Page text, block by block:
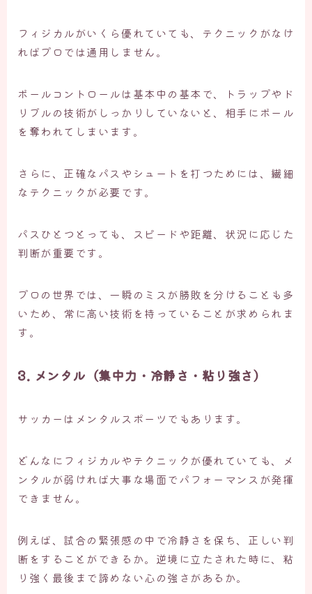
フィジカルがいくら優れていても、テクニックがなけ
ればプロでは通用しません。
ボールコントロールは基本中の基本で、トラップやド
リブルの技術がしっかりしていないと、相手にボール
を奪われてしまいます。
さらに、正確なパスやシュートを打つためには、繊細
なテクニックが必要です。
パスひとつとっても、スピードや距離、状況に応じた
判断が重要です。
プロの世界では、一瞬のミスが勝敗を分けることも多
いため、常に高い技術を持っていることが求められま
す。
3. メンタル（集中力・冷静さ・粘り強さ）
サッカーはメンタルスポーツでもあります。
どんなにフィジカルやテクニックが優れていても、メ
ンタルが弱ければ大事な場面でパフォーマンスが発揮
できません。
例えば、試合の緊張感の中で冷静さを保ち、正しい判
断をすることができるか。逆境に立たされた時に、粘
り強く最後まで諦めない心の強さがあるか。